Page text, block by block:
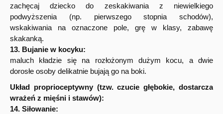
zachęcaj dziecko do zeskakiwania z niewielkiego
podwyższenia (np. pierwszego stopnia schodów),
wskakiwania na oznaczone pole, grę w klasy, zabawę
skakanką.
13. Bujanie w kocyku:
maluch kładzie się na rozłożonym dużym kocu, a dwie
dorosłe osoby delikatnie bujają go na boki.
Układ proprioceptywny (tzw. czucie głębokie, dostarcza
wrażeń z mięśni i stawów):
14. Siłowanie: